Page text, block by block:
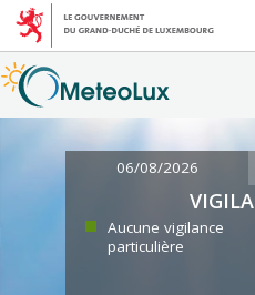
06/08/2026
Aucune vigilance
particulière